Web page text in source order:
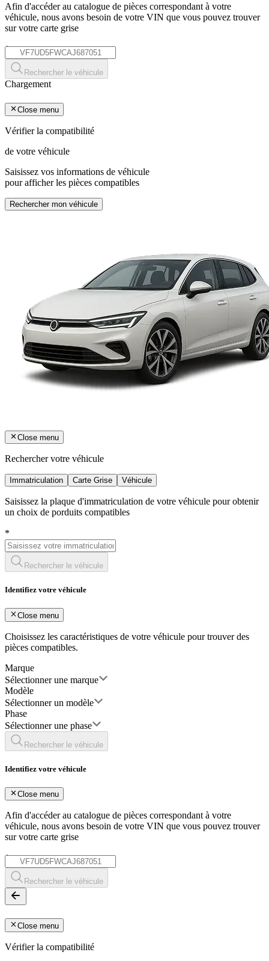
Afin d'accéder au catalogue de pièces correspondant à votre
véhicule, nous avons besoin de votre VIN que vous pouvez trouver
sur votre carte grise
*
Rechercher le véhicule
Chargement
Close menu
Vérifier la compatibilité
de votre véhicule
Saisissez vos informations de véhicule
pour afficher les pièces compatibles
Rechercher mon véhicule
Close menu
Rechercher votre véhicule
Immatriculation Carte Grise Véhicule
Saisissez la plaque d'immatriculation de votre véhicule pour obtenir
un choix de porduits compatibles
*
Rechercher le véhicule
Identifiez votre véhicule
Close menu
Choisissez les caractéristiques de votre véhicule pour trouver des
pièces compatibles.
Marque
Sélectionner une marque
Modèle
Sélectionner un modèle
Phase
Sélectionner une phase
Rechercher le véhicule
Identifiez votre véhicule
Close menu
Afin d'accéder au catalogue de pièces correspondant à votre
véhicule, nous avons besoin de votre VIN que vous pouvez trouver
sur votre carte grise
*
Rechercher le véhicule
Close menu
Vérifier la compatibilité